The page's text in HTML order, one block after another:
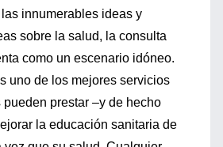
innumerables ideas y
sobre la salud, la consulta
como un escenario idóneo.
uno de los mejores servicios
prestar –y de hecho
la educación sanitaria de